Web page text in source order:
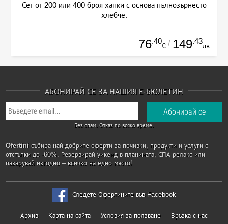
Сет от 200 или 400 броя хапки с основа пълнозърнесто
хлебче.
76.40
€ / 149.43
лв.
АБОНИРАЙ СЕ ЗА НАШИЯ Е-БЮЛЕТИН
Без спам. Отказ по всяко време.
Ofertini събира най-добрите оферти за почивки, продукти и услуги с
отстъпки до -60%. Резервирай уикенд в планината, СПА релакс или
пазарувай изгодно – всичко на едно място!
Следете Офертините във Facebook
Архив Карта на сайта Условия за ползване Връзка с нас